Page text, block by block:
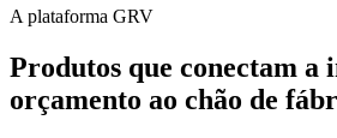
A plataforma GRV
Produtos que conectam a
orçamento ao chão de